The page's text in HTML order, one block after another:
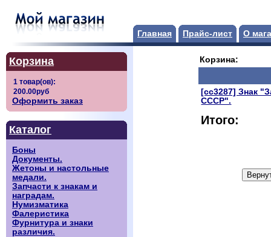
Главная Прайс-лист О
Корзина
Оформить заказ
Каталог
Боны
Документы.
Жетоны и настольные
медали.
Запчасти к знакам и
наградам.
Нумизматика
Фалеристика
Фурнитура и знаки
различия.
Корзина:
[сс3287] Знак
СССР".
Итого: